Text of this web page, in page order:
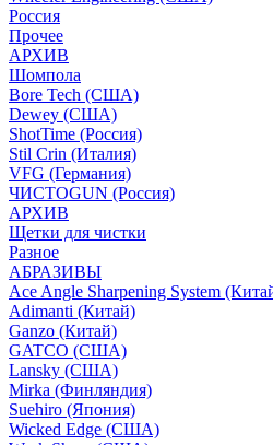
Россия
Прочее
АРХИВ
Шомпола
Bore Tech (США)
Dewey (США)
ShotTime (Россия)
Stil Crin (Италия)
VFG (Германия)
ЧИСТОGUN (Россия)
АРХИВ
Щетки для чистки
Разное
АБРАЗИВЫ
Ace Angle Sharpening System
Adimanti (Китай)
Ganzo (Китай)
GATCO (США)
Lansky (США)
Mirka (Финляндия)
Suehiro (Япония)
Wicked Edge (США)